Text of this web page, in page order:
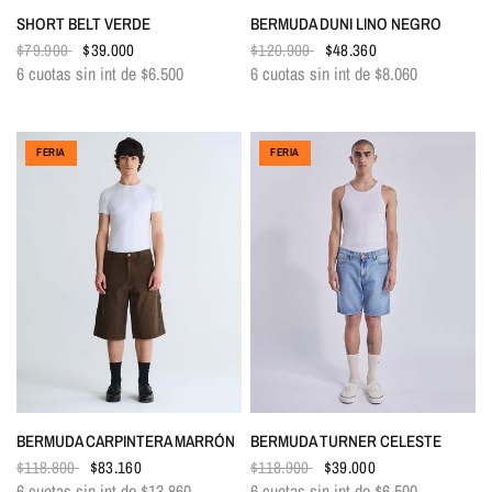
VISTA RÁPIDA
SHORT BELT VERDE
$79.900
$39.000
6 cuotas sin int de $6.500
VISTA RÁPIDA
BERMUDA DUNI LINO NEGRO
$120.900
$48.360
6 cuotas sin int de $8.060
FERIA
VISTA RÁPIDA
BERMUDA CARPINTERA MARRÓN
$118.800
$83.160
FERIA
VISTA RÁPIDA
BERMUDA TURNER CELESTE
$118.900
$39.000